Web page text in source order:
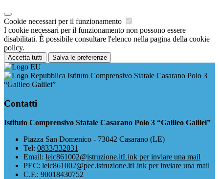
Cookie necessari per il funzionamento
I cookie necessari per il funzionamento non possono essere
disabilitati. È possibile consultare l'elenco nella pagina della cookie
policy.
Accetta tutti Salva le preferenze
Istituto Comprensivo Statale Casarano Polo 3
“Galileo Galilei”
Contatti
Istituto Comprensivo Statale Casarano Polo 3 “Galileo Galilei”
Piazza San Domenico - 73042 Casarano (LE)
Tel: 0833/332031
Email: leic861002@istruzione.itLink per inviare una mail
PEC: leic861002@pec.istruzione.itLink per inviare una mail
C.F.: 90018430752